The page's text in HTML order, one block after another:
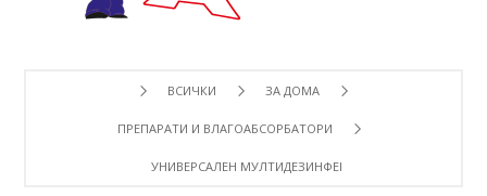
ВСИЧКИ ЗА ДОМА
ПРЕПАРАТИ И ВЛАГОАБСОРБАТОРИ
УНИВЕРСАЛЕН МУЛТИДЕЗИНФЕКТАНТ-СПРЕЙ ЧИСТО